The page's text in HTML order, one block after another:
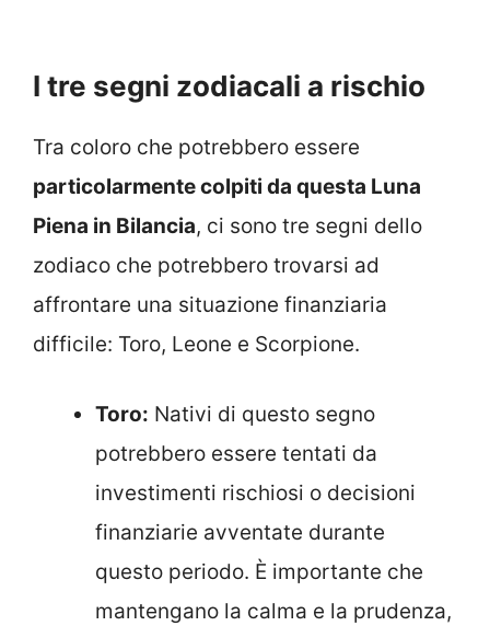
I tre segni zodiacali a rischio
Tra coloro che potrebbero essere
particolarmente colpiti da questa Luna
Piena in Bilancia, ci sono tre segni dello
zodiaco che potrebbero trovarsi ad
affrontare una situazione finanziaria
difficile: Toro, Leone e Scorpione.
Toro: Nativi di questo segno
potrebbero essere tentati da
investimenti rischiosi o decisioni
finanziarie avventate durante
questo periodo. È importante che
mantengano la calma e la prudenza,